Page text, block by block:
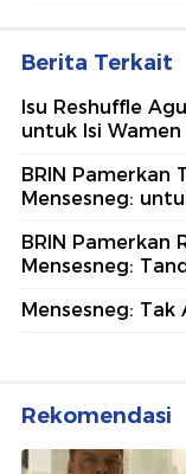
Berita Terkait
Isu Reshuffle
untuk Isi Wamen
BRIN Pamerkan
Mensesneg:
BRIN Pamerkan
Mensesneg:
Mensesneg:
Rekomendasi